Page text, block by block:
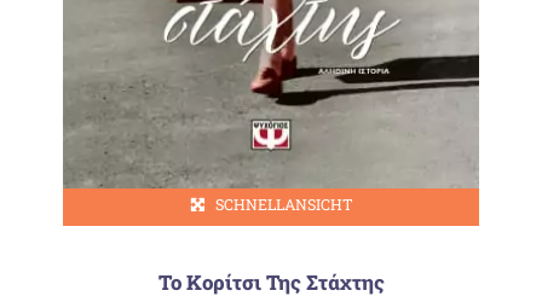
SCHNELLANSICHT
Το Κορίτσι Της Στάχτης